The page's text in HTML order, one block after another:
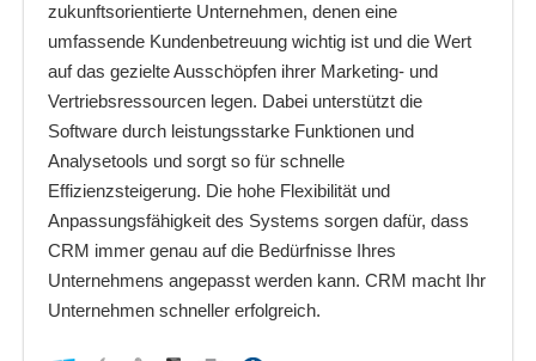
zukunftsorientierte Unternehmen, denen eine
umfassende Kundenbetreuung wichtig ist und die Wert
auf das gezielte Ausschöpfen ihrer Marketing- und
Vertriebsressourcen legen. Dabei unterstützt die
Software durch leistungsstarke Funktionen und
Analysetools und sorgt so für schnelle
Effizienzsteigerung. Die hohe Flexibilität und
Anpassungsfähigkeit des Systems sorgen dafür, dass
CRM immer genau auf die Bedürfnisse Ihres
Unternehmens angepasst werden kann. CRM macht Ihr
Unternehmen schneller erfolgreich.